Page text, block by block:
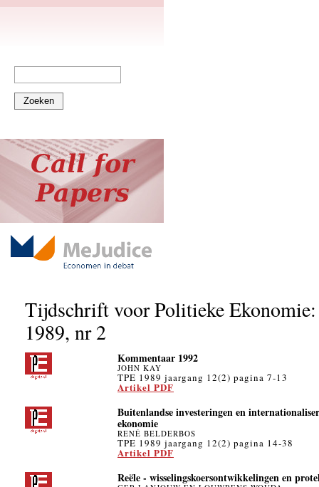
Zoeken
Tijdschrift voor Politieke Ekonomie:
1989, nr 2
Kommentaar 1992
JOHN KAY
TPE 1989 jaargang 12(2) pagina 7-13
Artikel PDF
Buitenlandse investeringen en
ekonomie
RENÉ BELDERBOS
TPE 1989 jaargang 12(2) pagina 14-38
Artikel PDF
Reële - wisselingskoersontwikkelingen en